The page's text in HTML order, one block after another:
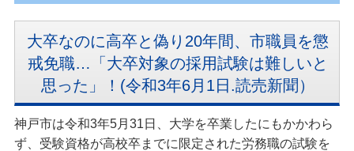
大卒なのに高卒と偽り20年間、市職員を懲
戒免職…「大卒対象の採用試験は難しいと
思った」！(令和3年6月1日.読売新聞）
神戸市は令和3年5月31日、大学を卒業したにもかかわら
ず、受験資格が高校卒までに限定された労務職の試験を